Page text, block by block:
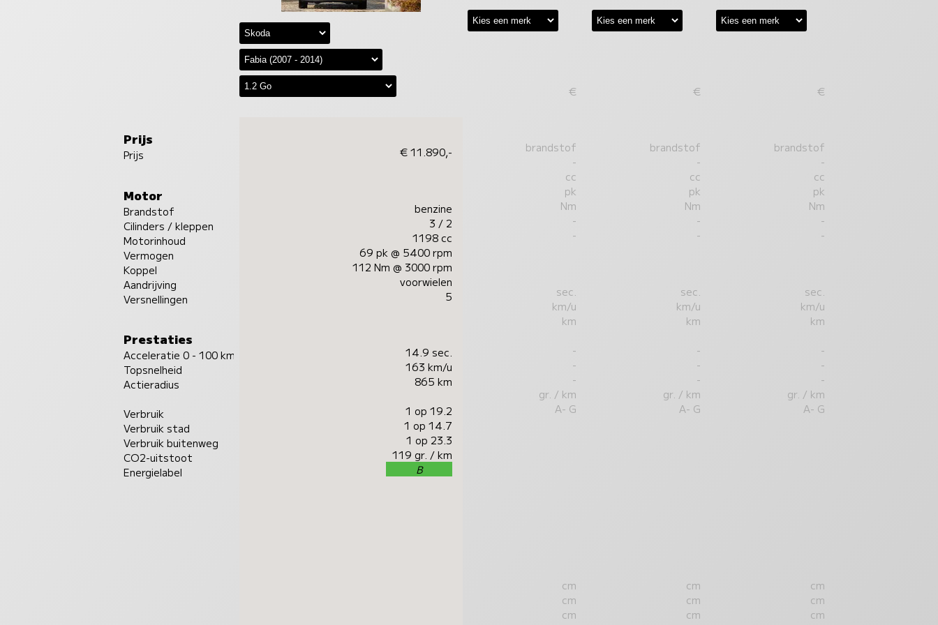
Prijs
Prijs
Motor
Brandstof
Cilinders / kleppen
Motorinhoud
Vermogen
Koppel
Aandrijving
Versnellingen
Prestaties
Acceleratie 0 - 100 km/u
Topsnelheid
Actieradius
Verbruik
Verbruik stad
Verbruik buitenweg
CO2-uitstoot
Energielabel
€ 11.890,-
benzine
3 / 2
1198 cc
69 pk @ 5400 rpm
112 Nm @ 3000 rpm
voorwielen
5
14.9 sec.
163 km/u
865 km
1 op 19.2
1 op 14.7
1 op 23.3
119 gr. / km
B
€
brandstof
-
cc
pk
Nm
-
-
sec.
km/u
km
-
-
-
gr. / km
A- G
cm
cm
cm
€
brandstof
-
cc
pk
Nm
-
-
sec.
km/u
km
-
-
-
gr. / km
A- G
cm
cm
cm
€
brandstof
-
cc
pk
Nm
-
-
sec.
km/u
km
-
-
-
gr. / km
A- G
cm
cm
cm